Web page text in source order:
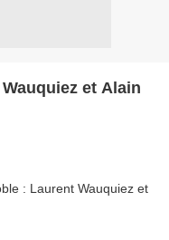
et Alain